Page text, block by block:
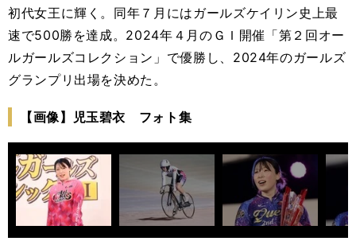
初代女王に輝く。同年７月にはガールズケイリン史上最
速で500勝を達成。2024年４月のＧＩ開催「第２回オー
ルガールズコレクション」で優勝し、2024年のガールズ
グランプリ出場を決めた。
【画像】児玉碧衣 フォト集